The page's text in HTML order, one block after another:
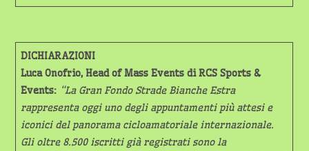
DICHIARAZIONI
Luca Onofrio, Head of Mass Events di RCS Sports &
Events: “La Gran Fondo Strade Bianche Estra
rappresenta oggi uno degli appuntamenti più attesi e
iconici del panorama cicloamatoriale internazionale.
Gli oltre 8.500 iscritti già registrati sono la